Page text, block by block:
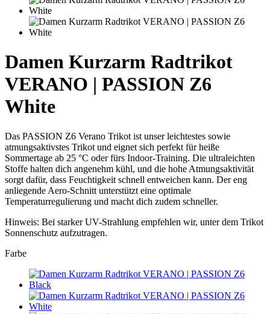
Damen Kurzarm Radtrikot
VERANO | PASSION Z6
White
Das PASSION Z6 Verano Trikot ist unser leichtestes sowie
atmungsaktivstes Trikot und eignet sich perfekt für heiße
Sommertage ab 25 °C oder fürs Indoor-Training. Die ultraleichten
Stoffe halten dich angenehm kühl, und die hohe Atmungsaktivität
sorgt dafür, dass Feuchtigkeit schnell entweichen kann. Der eng
anliegende Aero-Schnitt unterstützt eine optimale
Temperaturregulierung und macht dich zudem schneller.
Hinweis: Bei starker UV-Strahlung empfehlen wir, unter dem Trikot
Sonnenschutz aufzutragen.
Farbe